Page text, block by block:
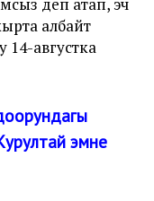
албайт
августка
эмне